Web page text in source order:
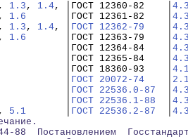
, 1.3 , 1.4, │ГОСТ 12360-82    │
, 1.6
       │ГОСТ 12361-82    │
, 1.3 , 1.4, │ ГОСТ 12362-79
, 1.6
       │ГОСТ 12363-79    │
│ГОСТ 12364-84    │
│ГОСТ 12365-84    │
│ГОСТ 18360-93    │
ГОСТ 20072-74
ГОСТ 22536.0-87
ГОСТ 22536.1-88
, 5.1 ГОСТ 22536.2-87
88  Постановлением